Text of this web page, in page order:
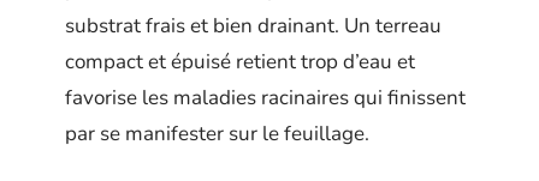
substrat frais et bien drainant. Un terreau
compact et épuisé retient trop d’eau et
favorise les maladies racinaires qui finissent
par se manifester sur le feuillage.